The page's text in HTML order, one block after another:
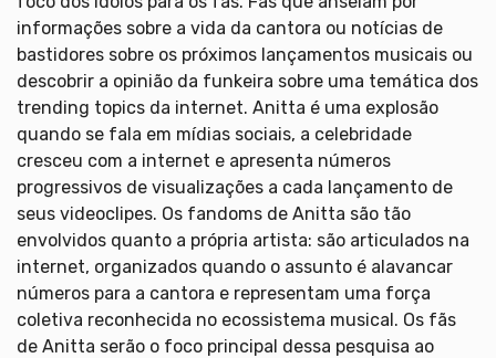
informações sobre a vida da cantora ou notícias de
bastidores sobre os próximos lançamentos musicais ou
descobrir a opinião da funkeira sobre uma temática dos
trending topics da internet. Anitta é uma explosão
quando se fala em mídias sociais, a celebridade
cresceu com a internet e apresenta números
progressivos de visualizações a cada lançamento de
seus videoclipes. Os fandoms de Anitta são tão
envolvidos quanto a própria artista: são articulados na
internet, organizados quando o assunto é alavancar
números para a cantora e representam uma força
coletiva reconhecida no ecossistema musical. Os fãs
de Anitta serão o foco principal dessa pesquisa ao